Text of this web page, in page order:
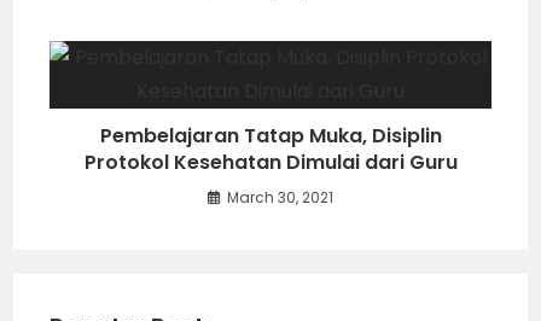
Pembelajaran Tatap Muka, Disiplin
Protokol Kesehatan Dimulai dari Guru
March 30, 2021